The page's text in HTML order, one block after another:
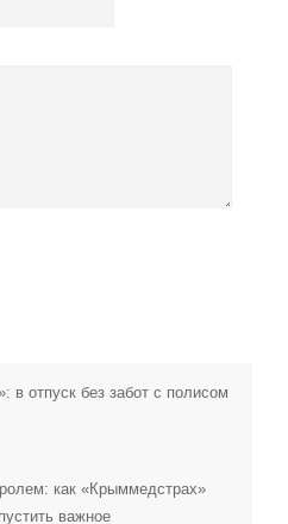
в отпуск без забот с полисом
как «Крыммедстрах»
важное